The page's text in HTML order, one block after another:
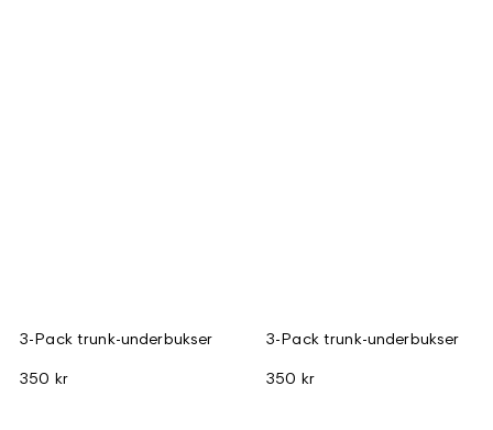
3-Pack trunk-underbukser
350 kr
3-Pack trunk-underbukser
350 kr